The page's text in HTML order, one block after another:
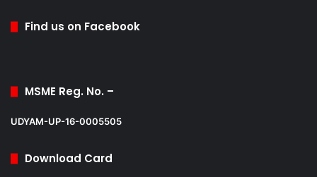
Find us on Facebook
MSME Reg. No. –
UDYAM-UP-16-0005505
Download Card